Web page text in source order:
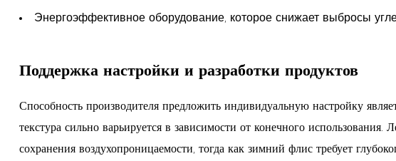
Энергоэффективное оборудование, которое снижает выбросы
Поддержка настройки и разработки продуктов
Способность производителя предложить индивидуальную настройку
текстура сильно варьируется в зависимости от конечного
сохранения воздухопроницаемости, тогда как зимний флис требует